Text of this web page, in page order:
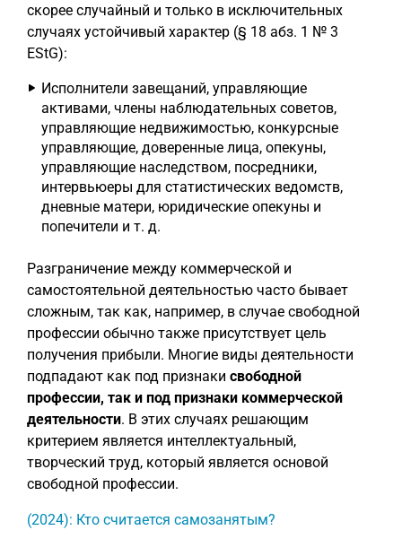
скорее случайный и только в исключительных
случаях устойчивый характер (§ 18 абз. 1 № 3
EStG):
Исполнители завещаний, управляющие
активами, члены наблюдательных советов,
управляющие недвижимостью, конкурсные
управляющие, доверенные лица, опекуны,
управляющие наследством, посредники,
интервьюеры для статистических ведомств,
дневные матери, юридические опекуны и
попечители и т. д.
Разграничение между коммерческой и
самостоятельной деятельностью часто бывает
сложным, так как, например, в случае свободной
профессии обычно также присутствует цель
получения прибыли. Многие виды деятельности
подпадают как под признаки свободной
профессии, так и под признаки коммерческой
деятельности. В этих случаях решающим
критерием является интеллектуальный,
творческий труд, который является основой
свободной профессии.
(2024): Кто считается самозанятым?